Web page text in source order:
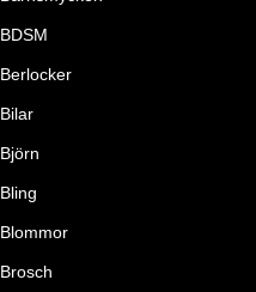
BDSM
Berlocker
Bilar
Björn
Bling
Blommor
Brosch